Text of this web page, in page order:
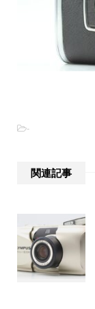
-
関連記事